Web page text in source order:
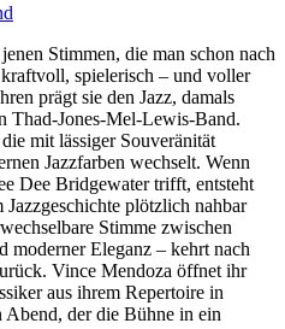
Stimmen, die man schon nach
spielerisch – und voller
prägt sie den Jazz, damals
Thad‑Jones-Mel‑Lewis‑Band.
mit lässiger Souveränität
Jazzfarben wechselt. Wenn
Dee Bridgewater trifft, entsteht
plötzlich nahbar
Stimme zwischen
Eleganz – kehrt nach
Vince Mendoza öffnet ihr
aus ihrem Repertoire in
der die Bühne in ein